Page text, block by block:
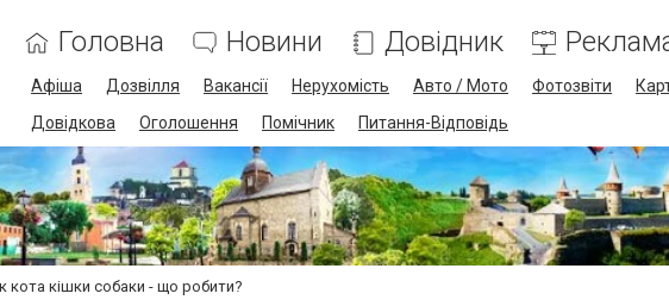
Головна Новини Довідник
Афіша Дозвілля Вакансії Нерухомість Авто / Мото Фотозвіти
Довідкова
Оголошення Помічник Питання-Відповідь
кота кішки собаки - що робити?